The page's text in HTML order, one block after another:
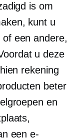
is om
kunt u
een andere,
u deze
rekening
beter
en
een e-